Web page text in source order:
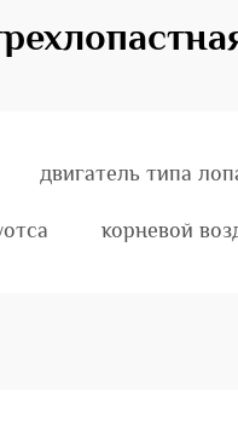
двигатель типа
корневой